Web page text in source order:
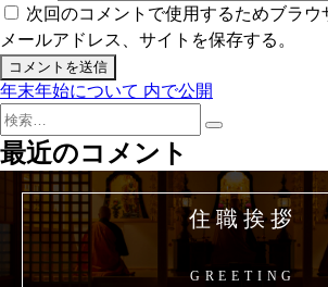
次回のコメントで使用するためブラウ
メールアドレス、サイトを保存する。
投
稿
ナ
ビ
ゲ
ー
年末年始について 内で公開
検
索:
検
最近のコメント
住職挨拶
GREETING